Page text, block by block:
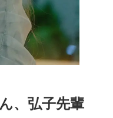
、弘子先輩